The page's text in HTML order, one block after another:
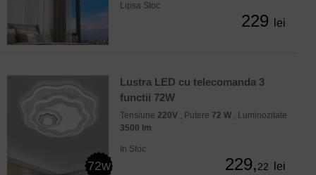
Lipsa Stoc
229 lei
72w
Lustra LED cu telecomanda 3
functii 72W
Tensiune 220V , Putere 72 W , Luminozitate
3500 lm
In Stoc
229,22 lei